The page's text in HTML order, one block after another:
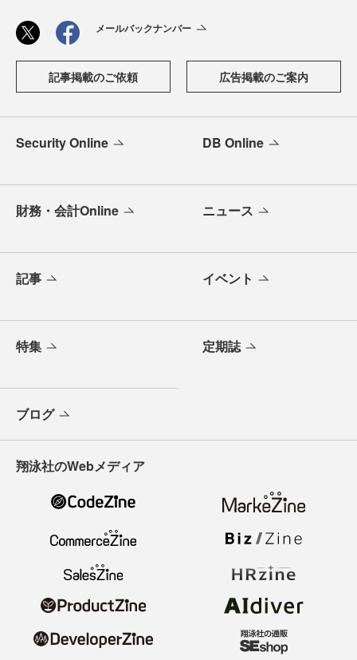
メールバックナンバー
記事掲載のご依頼 広告掲載のご案内
Security Online DB Online
財務・会計Online ニュース
記事 イベント
特集 定期誌
ブログ
翔泳社のWebメディア